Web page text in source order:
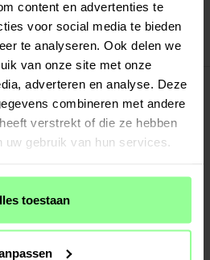
content en advertenties te
voor social media te bieden
te analyseren. Ook delen we
van onze site met onze
adverteren en analyse. Deze
combineren met andere
verstrekt of die ze hebben
gebruik van hun services.
toestaan
-
4s. Het bandje is gemaakt van gepolijst
uitstraling en gevoel uit. De magnetische
band perfect aan te passen aan je pols en
te installeren op het horloge
4s